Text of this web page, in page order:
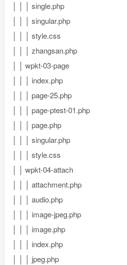
│ │ │ single.php
│ │ │ singular.php
│ │ │ style.css
│ │ │ zhangsan.php
│ │ wpkt-03-page
│ │ │ index.php
│ │ │ page-25.php
│ │ │ page-ptest-01.php
│ │ │ page.php
│ │ │ singular.php
│ │ │ style.css
│ │ wpkt-04-attach
│ │ │ attachment.php
│ │ │ audio.php
│ │ │ image-jpeg.php
│ │ │ image.php
│ │ │ index.php
│ │ │ jpeg.php